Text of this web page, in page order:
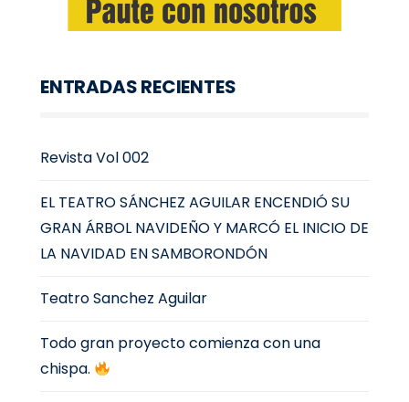
ENTRADAS RECIENTES
Revista Vol 002
EL TEATRO SÁNCHEZ AGUILAR ENCENDIÓ SU
GRAN ÁRBOL NAVIDEÑO Y MARCÓ EL INICIO DE
LA NAVIDAD EN SAMBORONDÓN
Teatro Sanchez Aguilar
Todo gran proyecto comienza con una
chispa.